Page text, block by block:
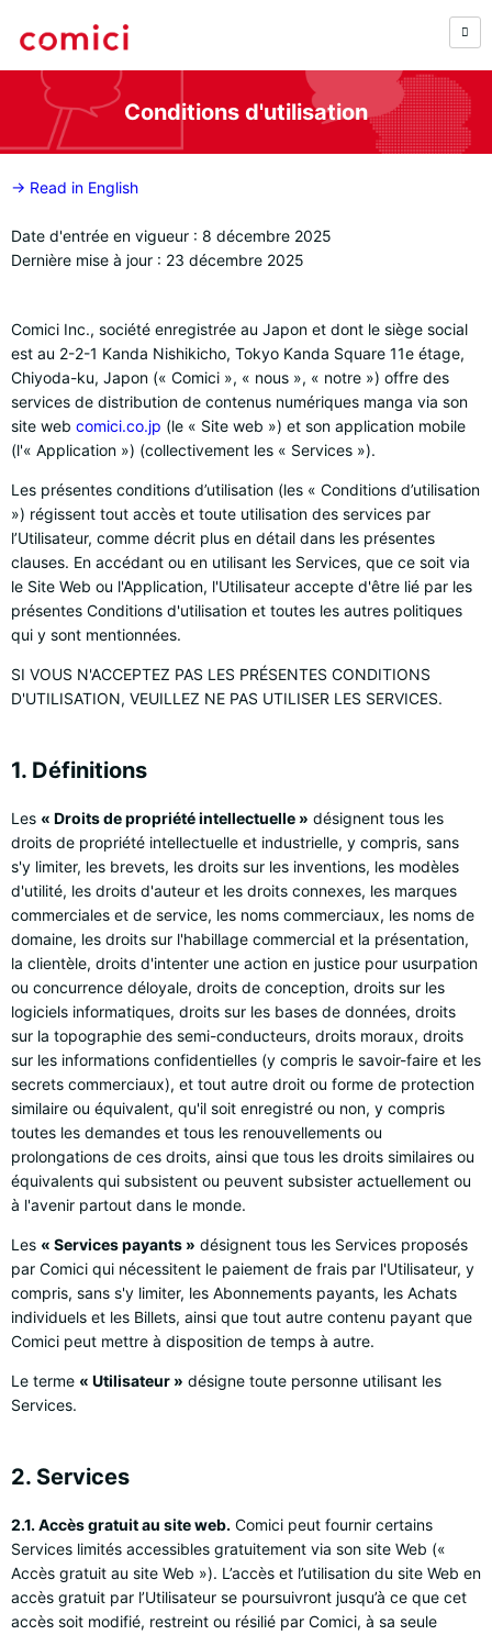
Conditions d'utilisation
→ Read in English
Date d'entrée en vigueur : 8 décembre 2025
Dernière mise à jour : 23 décembre 2025
Comici Inc., société enregistrée au Japon et dont le siège social
est au 2-2-1 Kanda Nishikicho, Tokyo Kanda Square 11e étage,
Chiyoda-ku, Japon (« Comici », « nous », « notre ») offre des
services de distribution de contenus numériques manga via son
site web comici.co.jp (le « Site web ») et son application mobile
(l'« Application ») (collectivement les « Services »).
Les présentes conditions d’utilisation (les « Conditions d’utilisation
») régissent tout accès et toute utilisation des services par
l’Utilisateur, comme décrit plus en détail dans les présentes
clauses. En accédant ou en utilisant les Services, que ce soit via
le Site Web ou l'Application, l'Utilisateur accepte d'être lié par les
présentes Conditions d'utilisation et toutes les autres politiques
qui y sont mentionnées.
SI VOUS N'ACCEPTEZ PAS LES PRÉSENTES CONDITIONS
D'UTILISATION, VEUILLEZ NE PAS UTILISER LES SERVICES.
1. Définitions
Les « Droits de propriété intellectuelle » désignent tous les
droits de propriété intellectuelle et industrielle, y compris, sans
s'y limiter, les brevets, les droits sur les inventions, les modèles
d'utilité, les droits d'auteur et les droits connexes, les marques
commerciales et de service, les noms commerciaux, les noms de
domaine, les droits sur l'habillage commercial et la présentation,
la clientèle, droits d'intenter une action en justice pour usurpation
ou concurrence déloyale, droits de conception, droits sur les
logiciels informatiques, droits sur les bases de données, droits
sur la topographie des semi-conducteurs, droits moraux, droits
sur les informations confidentielles (y compris le savoir-faire et les
secrets commerciaux), et tout autre droit ou forme de protection
similaire ou équivalent, qu'il soit enregistré ou non, y compris
toutes les demandes et tous les renouvellements ou
prolongations de ces droits, ainsi que tous les droits similaires ou
équivalents qui subsistent ou peuvent subsister actuellement ou
à l'avenir partout dans le monde.
Les « Services payants » désignent tous les Services proposés
par Comici qui nécessitent le paiement de frais par l'Utilisateur, y
compris, sans s'y limiter, les Abonnements payants, les Achats
individuels et les Billets, ainsi que tout autre contenu payant que
Comici peut mettre à disposition de temps à autre.
Le terme « Utilisateur » désigne toute personne utilisant les
Services.
2. Services
2.1. Accès gratuit au site web. Comici peut fournir certains
Services limités accessibles gratuitement via son site Web («
Accès gratuit au site Web »). L’accès et l’utilisation du site Web en
accès gratuit par l’Utilisateur se poursuivront jusqu’à ce que cet
accès soit modifié, restreint ou résilié par Comici, à sa seule